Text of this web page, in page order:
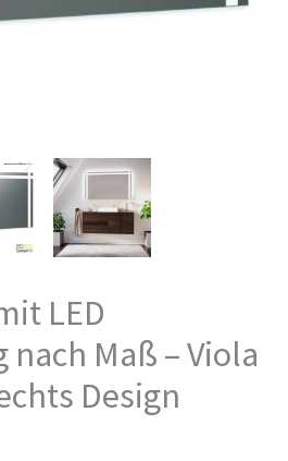
LED
Maß – Viola
Design